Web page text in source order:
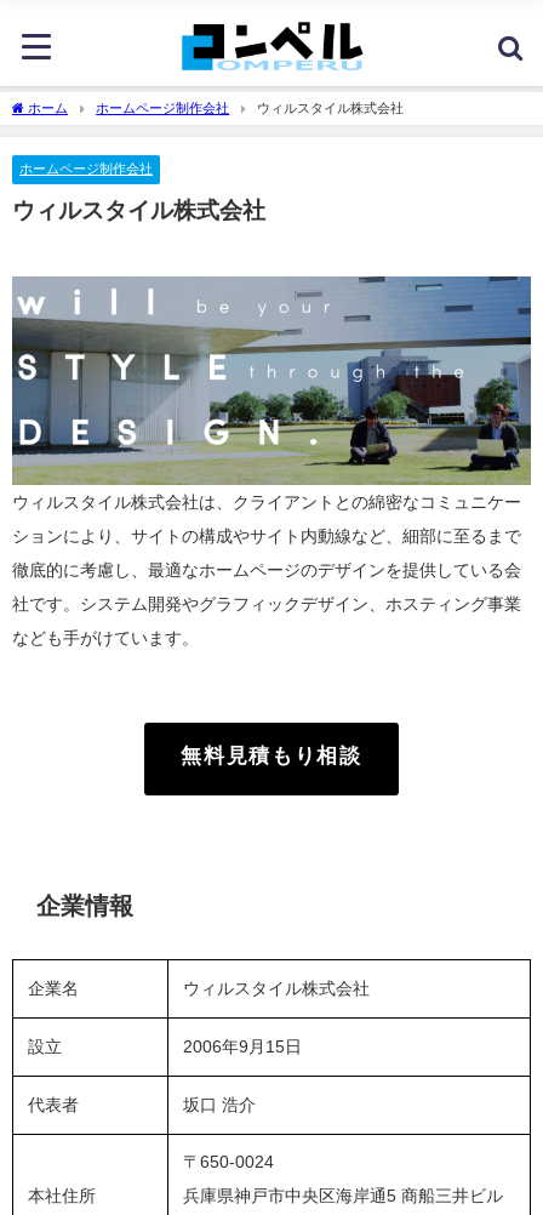
ホーム ホームページ制作会社 ウィルスタイル株式会社
ホームページ制作会社
ウィルスタイル株式会社
ウィルスタイル株式会社は、クライアントとの綿密なコミュニケー
ションにより、サイトの構成やサイト内動線など、細部に至るまで
徹底的に考慮し、最適なホームページのデザインを提供している会
社です。システム開発やグラフィックデザイン、ホスティング事業
なども手がけています。
無料見積もり相談
企業情報
企業名 ウィルスタイル株式会社
設立 2006年9月15日
代表者 坂口 浩介
本社住所
〒650-0024
兵庫県神戸市中央区海岸通5 商船三井ビル